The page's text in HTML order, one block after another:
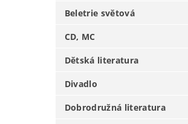
Beletrie světová
CD, MC
Dětská literatura
Divadlo
Dobrodružná literatura